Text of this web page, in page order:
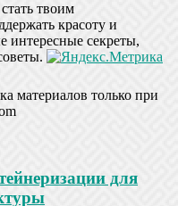
твоим
красоту и
интересные секреты,
материалов только при
для